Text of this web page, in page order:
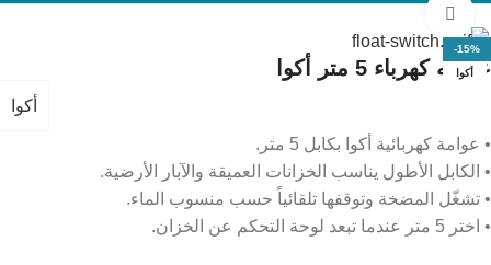
-15%
أكوا
عوامه كهرباء 5 متر أكوا
أكوا
• عوامة كهربائية أكوا بكابل 5 متر.
• الكابل الأطول يناسب الخزانات العميقة والآبار الأرضية.
• تشغّل المضخة وتوقفها تلقائياً حسب منسوب الماء.
• اختر 5 متر عندما تبعد لوحة التحكم عن الخزان.